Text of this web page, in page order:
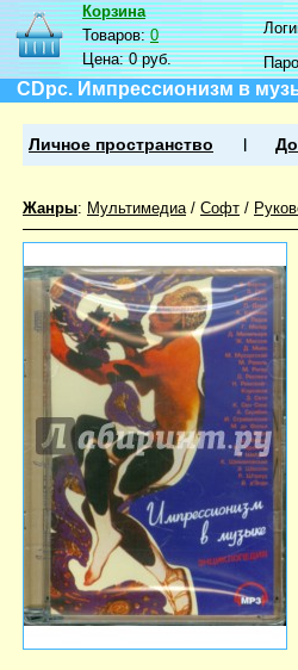
Корзина
Товаров:0
Цена:0 руб.
CDpc. Импрессионизм в
Личное пространство
Жанры: Мультимедиа/ Софт /